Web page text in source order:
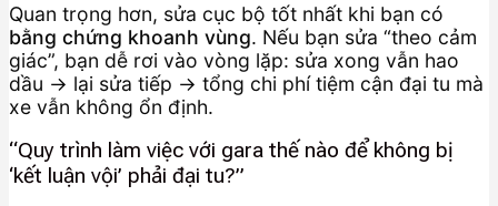
Quan trọng hơn, sửa cục bộ tốt nhất khi bạn có
bằng chứng khoanh vùng. Nếu bạn sửa “theo cảm
giác”, bạn dễ rơi vào vòng lặp: sửa xong vẫn hao
dầu → lại sửa tiếp → tổng chi phí tiệm cận đại tu mà
xe vẫn không ổn định.
“Quy trình làm việc với gara thế nào để không bị
‘kết luận vội’ phải đại tu?”